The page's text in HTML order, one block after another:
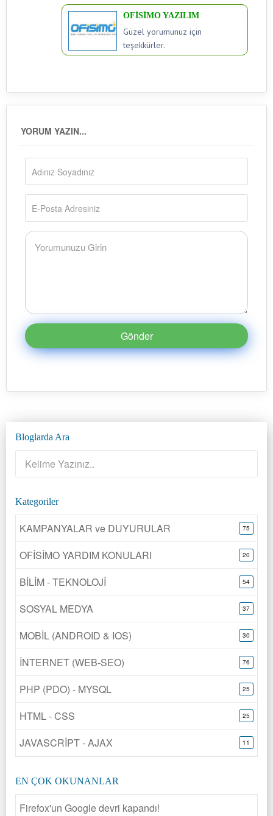
OFİSİMO YAZILIM
Güzel yorumunuz için
teşekkürler.
YORUM YAZIN...
Gönder
Bloglarda Ara
Kategoriler
KAMPANYALAR ve DUYURULAR 75
OFİSİMO YARDIM KONULARI 20
BİLİM - TEKNOLOJİ 54
SOSYAL MEDYA 37
MOBİL (ANDROID & IOS) 30
İNTERNET (WEB-SEO) 76
PHP (PDO) - MYSQL 25
HTML - CSS 25
JAVASCRİPT - AJAX 11
EN ÇOK OKUNANLAR
Firefox'un Google devri kapandı!